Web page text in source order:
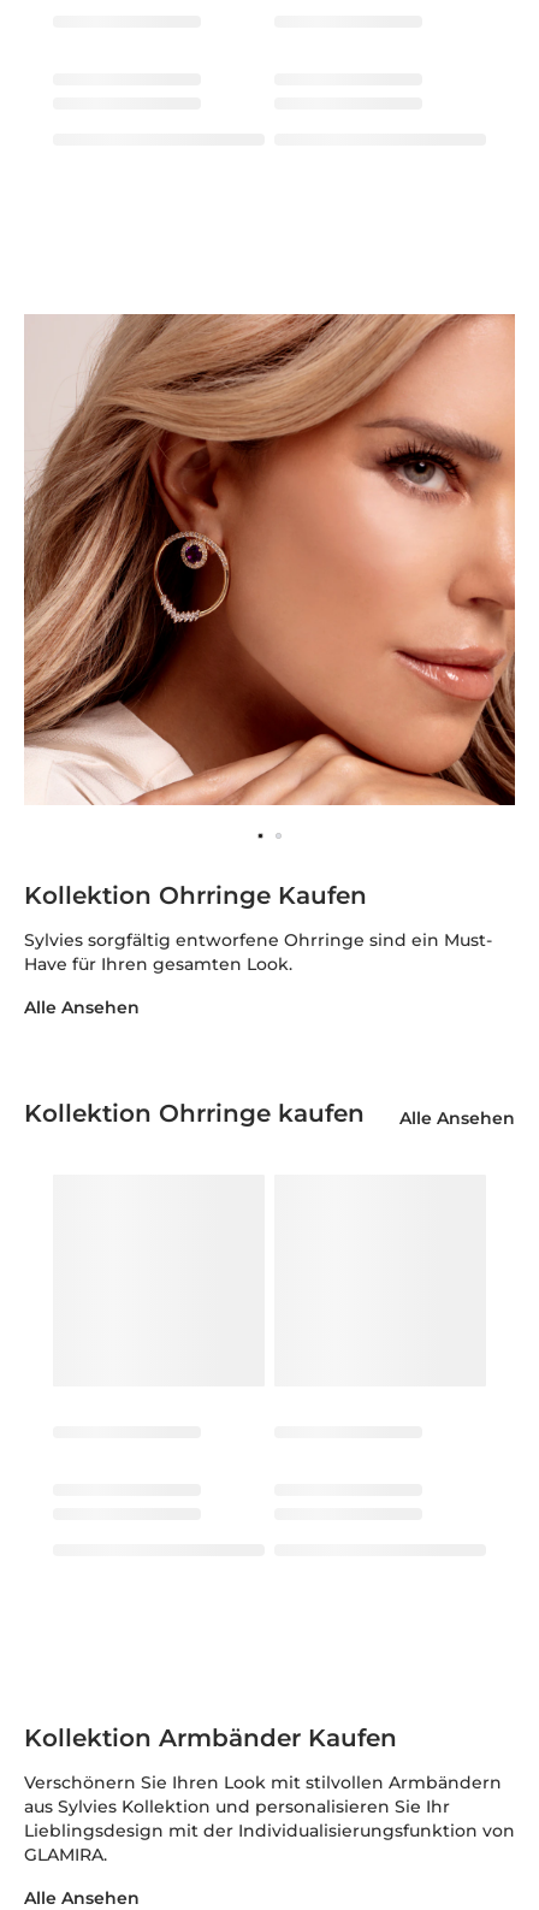
Kollektion Ohrringe Kaufen
Sylvies sorgfältig entworfene Ohrringe sind ein Must-
Have für Ihren gesamten Look.
Alle Ansehen
Kollektion Ohrringe kaufen Alle Ansehen
Kollektion Armbänder Kaufen
Verschönern Sie Ihren Look mit stilvollen Armbändern
aus Sylvies Kollektion und personalisieren Sie Ihr
Lieblingsdesign mit der Individualisierungsfunktion von
GLAMIRA.
Alle Ansehen